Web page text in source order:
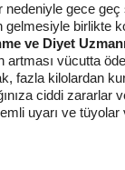
nedeniyle gece geç
gelmesiyle birlikte
ve Diyet
artması vücutta
fazla kilolardan
ciddi zararlar
uyarı ve tüyolar